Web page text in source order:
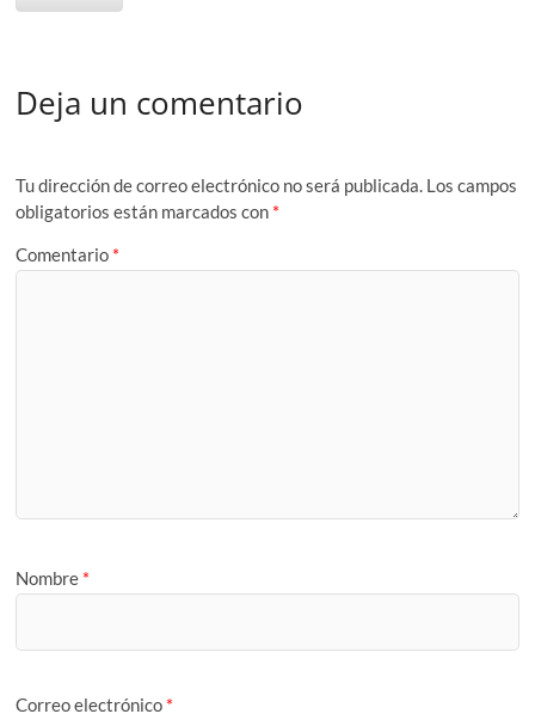
Deja un comentario
Tu dirección de correo electrónico no será publicada. Los campos
obligatorios están marcados con *
Comentario *
Nombre *
Correo electrónico *